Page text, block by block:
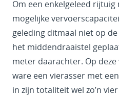
Om een enkelgeleed
mogelijke
geleding ditmaal niet op
het middendraaistel
meter daarachter. Op
ware een vierasser met
in zijn totaliteit wel zo’n